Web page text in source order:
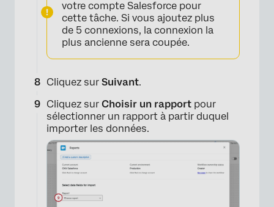
votre compte Salesforce pour
cette tâche. Si vous ajoutez plus
de 5 connexions, la connexion la
plus ancienne sera coupée.
Cliquez sur Suivant.
Cliquez sur Choisir un rapport pour
sélectionner un rapport à partir duquel
importer les données.